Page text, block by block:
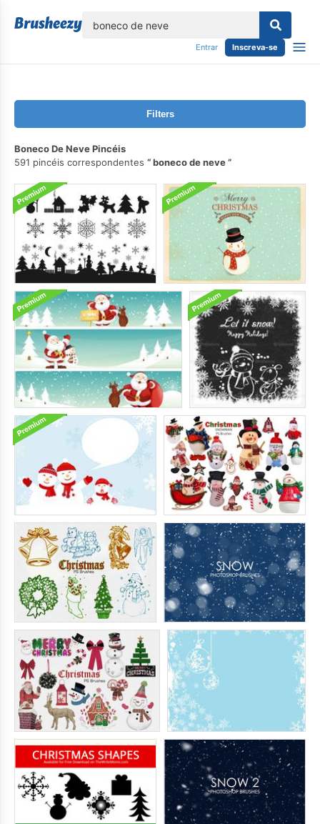
Entrar Inscreva-se
Filters
Boneco De Neve Pincéis
591 pincéis correspondentes
boneco de neve